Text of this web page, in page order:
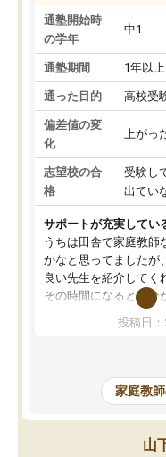
通塾開始時
の学年
中1
通塾期間 1年以上
通った目的 高校受
偏差値の変
化
上がっ
志望校の合
格
受験し
出てい
サポートが充実してい
うちは田舎で家庭教師
かなと思ってましたが
良い先生を紹介してく
その時間になると自分
を開いてzoomを繋げ
た！5科目なんでもOK
めて1年ほどだった今
科目が増えてきまし
であるので無料の週末
がら頑張って欲しいと
投稿日：
家庭教
山